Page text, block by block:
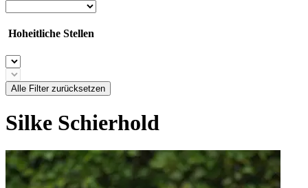
Hoheitliche Stellen
Alle Filter zurücksetzen
Silke Schierhold